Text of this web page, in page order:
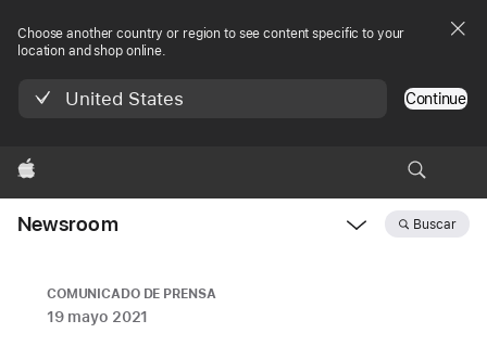
Choose another country or region to see content specific to your
location and shop online.
United States Continue
Apple
Newsroom Buscar
COMUNICADO DE PRENSA
19 mayo 2021